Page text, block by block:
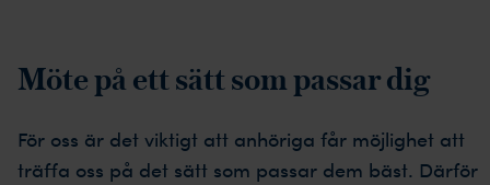
Möte på ett sätt som passar dig
För oss är det viktigt att anhöriga får möjlighet att
träffa oss på det sätt som passar dem bäst. Därför